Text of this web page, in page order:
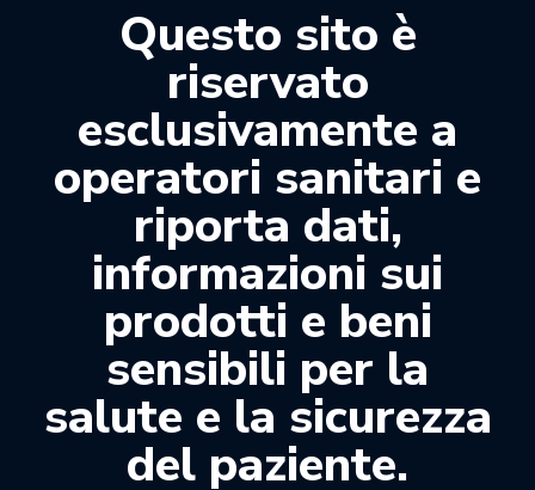
-47%
Questo sito è
riservato
esclusivamente a
operatori sanitari e
riporta dati,
informazioni sui
prodotti e beni
sensibili per la
salute e la sicurezza
del paziente.